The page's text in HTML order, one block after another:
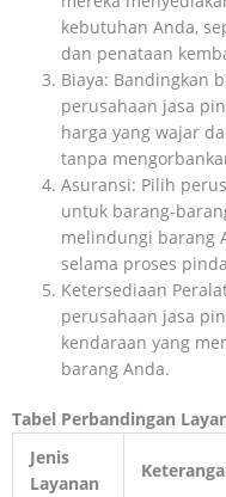
kebutuhan Anda,
dan penataan
Biaya: Bandingkan
perusahaan jasa
harga yang wajar
tanpa
Asuransi: Pilih
untuk barang-
melindungi barang
selama proses
Ketersediaan
perusahaan jasa
kendaraan yang
barang Anda.
Tabel Perbandingan
Jenis
Layanan